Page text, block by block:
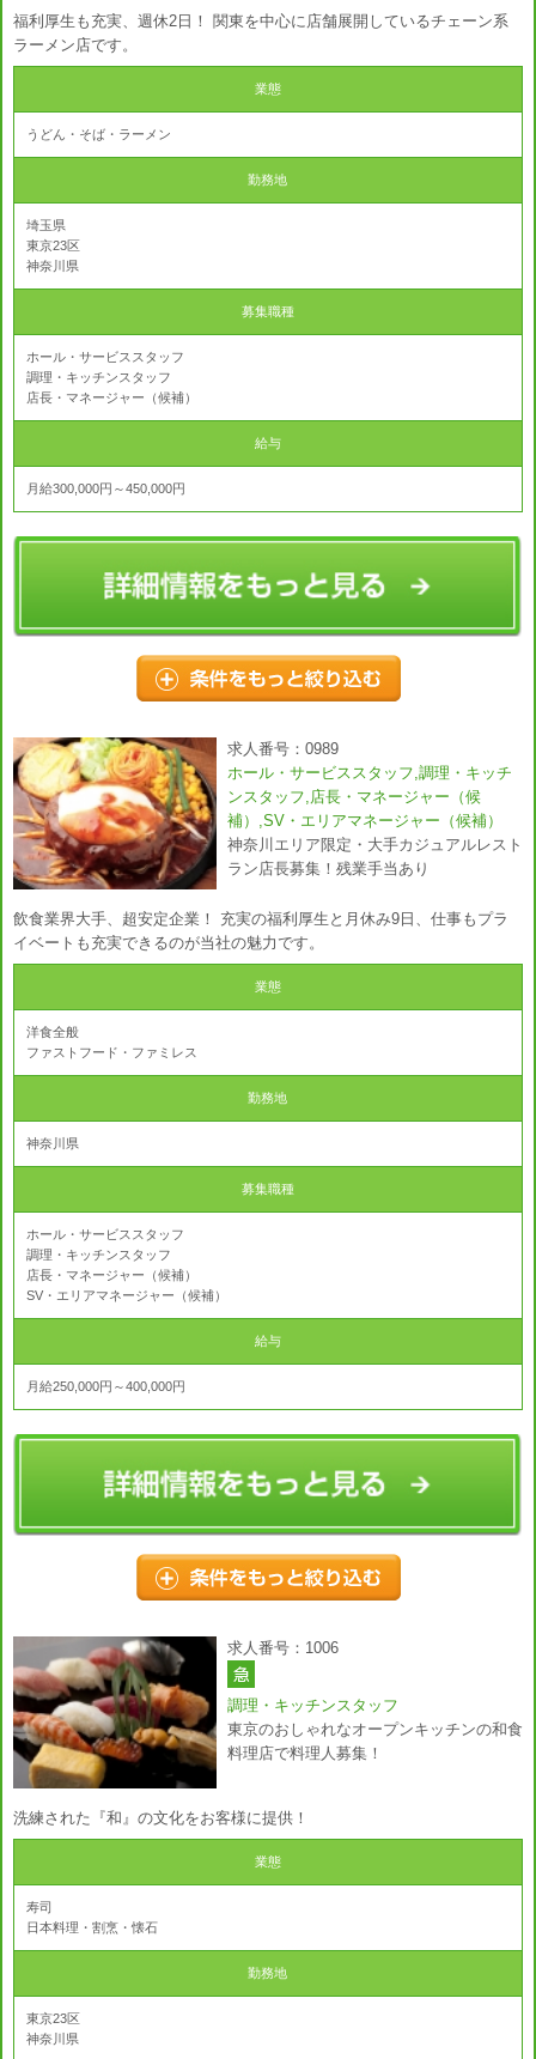
福利厚生も充実、週休2日！ 関東を中心に店舗展開しているチェーン系
ラーメン店です。
業態
うどん・そば・ラーメン
勤務地
埼玉県
東京23区
神奈川県
募集職種
ホール・サービススタッフ
調理・キッチンスタッフ
店長・マネージャー（候補）
給与
月給300,000円～450,000円
求人番号：0989
ホール・サービススタッフ,調理・キッチ
ンスタッフ,店長・マネージャー（候
補）,SV・エリアマネージャー（候補）
神奈川エリア限定・大手カジュアルレスト
ラン店長募集！残業手当あり
飲食業界大手、超安定企業！ 充実の福利厚生と月休み9日、仕事もプラ
イベートも充実できるのが当社の魅力です。
業態
洋食全般
ファストフード・ファミレス
勤務地
神奈川県
募集職種
ホール・サービススタッフ
調理・キッチンスタッフ
店長・マネージャー（候補）
SV・エリアマネージャー（候補）
給与
月給250,000円～400,000円
求人番号：1006
調理・キッチンスタッフ
東京のおしゃれなオープンキッチンの和食
料理店で料理人募集！
洗練された『和』の文化をお客様に提供！
業態
寿司
日本料理・割烹・懐石
勤務地
東京23区
神奈川県